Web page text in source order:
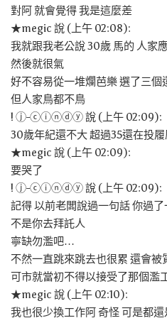
對阿 就會覺得 我是這麼差
★megic 說 (上午 02:08):
我就跟我老公說 30歲 馬的 人家
然後就很氣
好不容易從一堆爛芭樂 選了三個
但人家鳥都不鳥
! ⓙ-ⓒⓘⓝⓓⓨ 說 (上午 02:09):
30歲年紀還不大 超過35還在投
★megic 說 (上午 02:09):
要哭了
! ⓙ-ⓒⓘⓝⓓⓨ 說 (上午 02:09):
記得 以前老闆說過一句話 你過
不是你去拜託人
寧缺勿濫吧…
不然一直跳來跳去也很累 還會被
可市就當初不得以接受了那個濫
★megic 說 (上午 02:10):
我也很少換工作阿 奇怪 可是都